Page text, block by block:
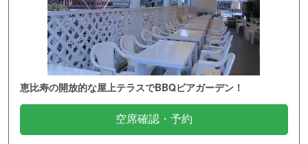
恵比寿の開放的な屋上テラスでBBQビアガーデン！
空席確認・予約